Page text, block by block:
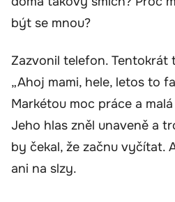
být se mnou?
Zazvonil telefon. Tentokrát
„Ahoj mami, hele, letos to
Markétou moc práce a
Jeho hlas zněl unaveně a
by čekal, že začnu vyčítat.
ani na slzy.